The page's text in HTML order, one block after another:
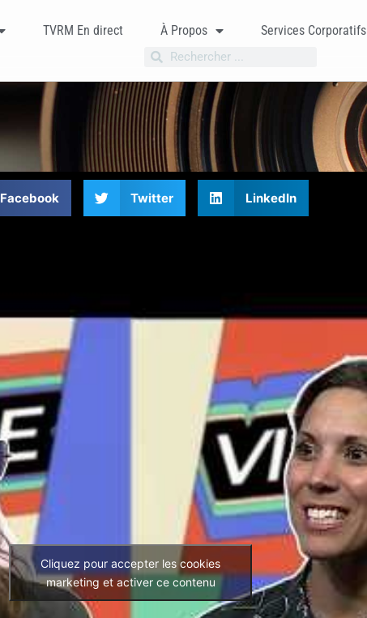
TVRM En direct À Propos Services Corporatifs
Facebook Twitter LinkedIn
Cliquez pour accepter les cookies
marketing et activer ce contenu